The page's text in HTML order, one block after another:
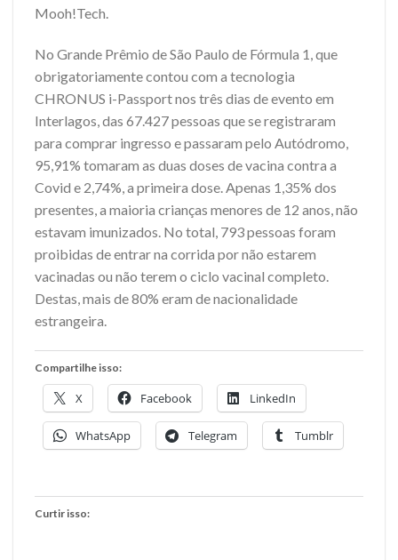
Mooh!Tech.
No Grande Prêmio de São Paulo de Fórmula 1, que
obrigatoriamente contou com a tecnologia
CHRONUS i-Passport nos três dias de evento em
Interlagos, das 67.427 pessoas que se registraram
para comprar ingresso e passaram pelo Autódromo,
95,91% tomaram as duas doses de vacina contra a
Covid e 2,74%, a primeira dose. Apenas 1,35% dos
presentes, a maioria crianças menores de 12 anos, não
estavam imunizados. No total, 793 pessoas foram
proibidas de entrar na corrida por não estarem
vacinadas ou não terem o ciclo vacinal completo.
Destas, mais de 80% eram de nacionalidade
estrangeira.
Compartilhe isso:
X Facebook LinkedIn
WhatsApp Telegram Tumblr
Curtir isso: